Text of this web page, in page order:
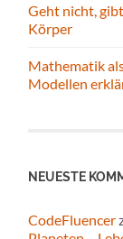
Geht nicht,
Körper
Mathematik
Modellen
NEUESTE
CodeFluencer